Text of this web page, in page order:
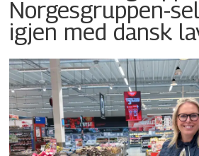
Norgesgruppen-
igjen med dansk